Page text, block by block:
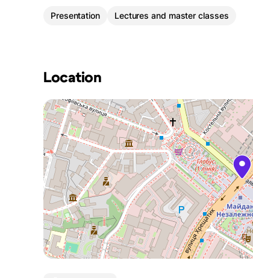
Presentation Lectures and master classes
Location